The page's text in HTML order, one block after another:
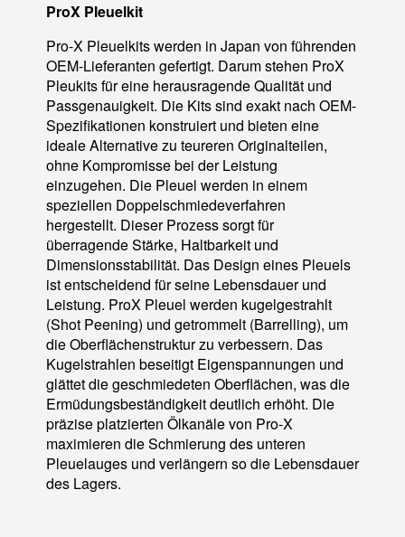
ProX Pleuelkit
Pro-X Pleuelkits werden in Japan von führenden
OEM-Lieferanten gefertigt. Darum stehen ProX
Pleukits für eine herausragende Qualität und
Passgenauigkeit. Die Kits sind exakt nach OEM-
Spezifikationen konstruiert und bieten eine
ideale Alternative zu teureren Originalteilen,
ohne Kompromisse bei der Leistung
einzugehen. Die Pleuel werden in einem
speziellen Doppelschmiedeverfahren
hergestellt. Dieser Prozess sorgt für
überragende Stärke, Haltbarkeit und
Dimensionsstabilität. Das Design eines Pleuels
ist entscheidend für seine Lebensdauer und
Leistung. ProX Pleuel werden kugelgestrahlt
(Shot Peening) und getrommelt (Barrelling), um
die Oberflächenstruktur zu verbessern. Das
Kugelstrahlen beseitigt Eigenspannungen und
glättet die geschmiedeten Oberflächen, was die
Ermüdungsbeständigkeit deutlich erhöht. Die
präzise platzierten Ölkanäle von Pro-X
maximieren die Schmierung des unteren
Pleuelauges und verlängern so die Lebensdauer
des Lagers.